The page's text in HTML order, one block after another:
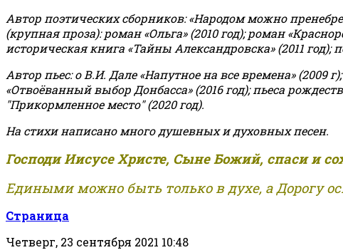
Автор поэтических сборников: «Народом можно
(крупная проза): роман «Ольга» (2010 год); роман
историческая книга «Тайны Александровска» (2011 год);
Автор пьес: о В.И. Дале «Напутное на все времена» (2009
«Отвоёванный выбор Донбасса» (2016 год); пьеса
"Прикормленное место" (2020 год).
На стихи написано много душевных и духовных песен.
Господи Иисусе Христе, Сыне Божий, спаси и
Едиными можно быть только в духе, а Дорогу
Страница
Четверг, 23 сентября 2021 10:48